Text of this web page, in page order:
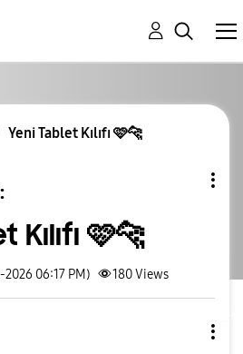
Yeni Tablet Kılıfı 🩷🐆
🩷🐆
06:17 PM) 180Views